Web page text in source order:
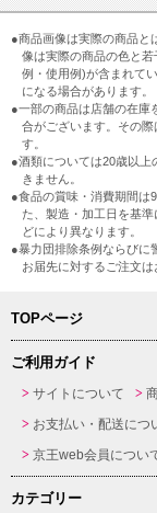
●商品画像は実際の商品と
像は実際の商品の色と
例・使用例)が含まれて
になる場合があります。
●一部の商品は店舗の在庫
合がございます。その
す。
●酒類については20歳以上
きません。
●食品の賞味・消費期間は
た、製造・加工日を基
どにより異なります。
●暴力団排除条例ならびに
お届先に対するご注文は
TOPページ
ご利用ガイド
サイトについて
お支払い・配送につ
京王web会員につい
カテゴリー